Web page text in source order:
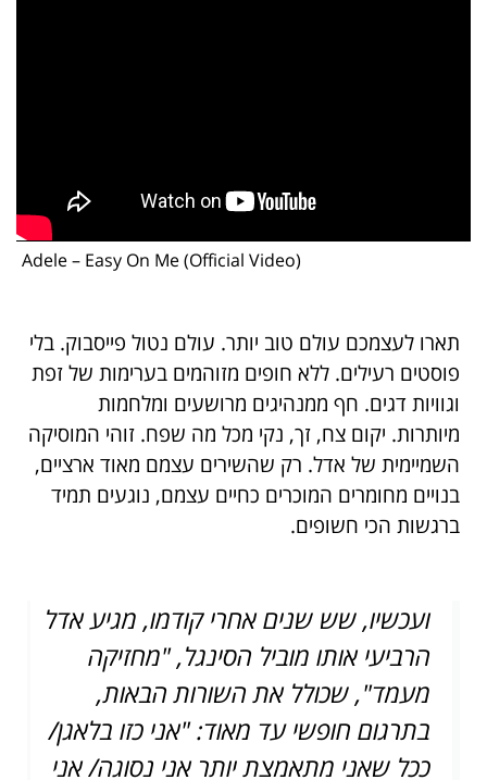
Adele – Easy On Me (Official Video)
תארו לעצמכם עולם טוב יותר. עולם נטול פייסבוק. בלי
פוסטים רעילים. ללא חופים מזוהמים בערימות של זפת
וגוויות דגים. חף ממנהיגים מרושעים ומלחמות
מיותרות. יקום צח, זך, נקי מכל מה שפח. זוהי המוסיקה
השמיימית של אדל. רק שהשירים עצמם מאוד ארציים,
בנויים מחומרים המוכרים כחיים עצמם, נוגעים תמיד
ברגשות הכי חשופים.
ועכשיו, שש שנים אחרי קודמו, מגיע אדל
הרביעי אותו מוביל הסינגל, "מחזיקה
מעמד", שכולל את השורות הבאות,
בתרגום חופשי עד מאוד: "אני כזו בלאגן/
ככל שאני מתאמצת יותר אני נסוגה/ אני